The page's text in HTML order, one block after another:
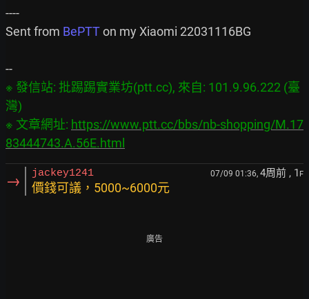
----
Sent from BePTT on my Xiaomi 22031116BG
※ 發信站: 批踢踢實業坊(ptt.cc), 來自: 101.9.96.222 (臺
灣)
※ 文章網址: https://www.ptt.cc/bbs/nb-shopping/M.17
83444743.A.56E.html
→ jackey1241 07/09 01:36, 4周前 , 1 F
價錢可議，5000~6000元
廣告